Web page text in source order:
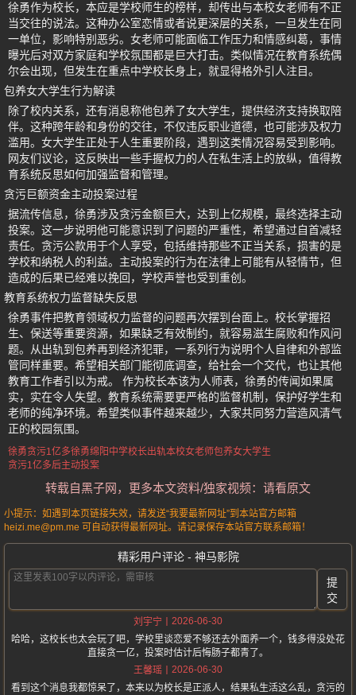
徐勇作为校长，本应是学校师生的榜样，却传出与本校女老师有不正
当交往的说法。这种办公室恋情或者说更深层的关系，一旦发生在同
一单位，影响特别恶劣。女老师可能面临工作压力和情感纠葛，事情
曝光后对双方家庭和学校氛围都是巨大打击。类似情况在教育系统偶
尔会出现，但发生在重点中学校长身上，就显得格外引人注目。
包养女大学生行为解读
除了校内关系，还有消息称他包养了女大学生，提供经济支持换取陪
伴。这种跨年龄和身份的交往，不仅违反职业道德，也可能涉及权力
滥用。女大学生正处于人生重要阶段，遇到这类情况容易受到影响。
网友们议论，这反映出一些手握权力的人在私生活上的放纵，值得教
育系统反思如何加强监督和管理。
贪污巨额资金主动投案过程
据流传信息，徐勇涉及贪污金额巨大，达到上亿规模，最终选择主动
投案。这一步说明他可能意识到了问题的严重性，希望通过自首减轻
责任。贪污公款用于个人享受，包括维持那些不正当关系，损害的是
学校和纳税人的利益。主动投案的行为在法律上可能有从轻情节，但
造成的后果已经难以挽回，学校声誉也受到重创。
教育系统权力监督缺失反思
徐勇事件把教育领域权力监督的问题再次摆到台面上。校长掌握招
生、保送等重要资源，如果缺乏有效制约，就容易滋生腐败和作风问
题。从出轨到包养再到经济犯罪，一系列行为说明个人自律和外部监
管同样重要。希望相关部门能彻底调查，给社会一个交代，也让其他
教育工作者引以为戒。 作为校长本该为人师表，徐勇的传闻如果属
实，实在令人失望。教育系统需要更严格的监督机制，保护好学生和
老师的纯净环境。希望类似事件越来越少，大家共同努力营造风清气
正的校园氛围。
徐勇贪污1亿多徐勇绵阳中学校长出轨本校女老师包养女大学生
贪污1亿多后主动投案
转载自黑子网，更多本文资料/独家视频：请看原文
小提示：如遇到本页链接失效，请发送“我要最新网址”到本站官方邮箱
heizi.me@pm.me 可自动获得最新网址。请记录保存本站官方联系邮箱！
精彩用户评论 - 神马影院
提
交
刘宇宁
2026-06-30
哈哈，这校长也太会玩了吧，学校里谈恋爱不够还去外面养一个，钱多得没处花
直接贪一亿，投案时估计后悔肠子都青了。
王馨瑶
2026-06-30
看到这个消息我都惊呆了，本来以为校长是正派人，结果私生活这么乱，贪污的